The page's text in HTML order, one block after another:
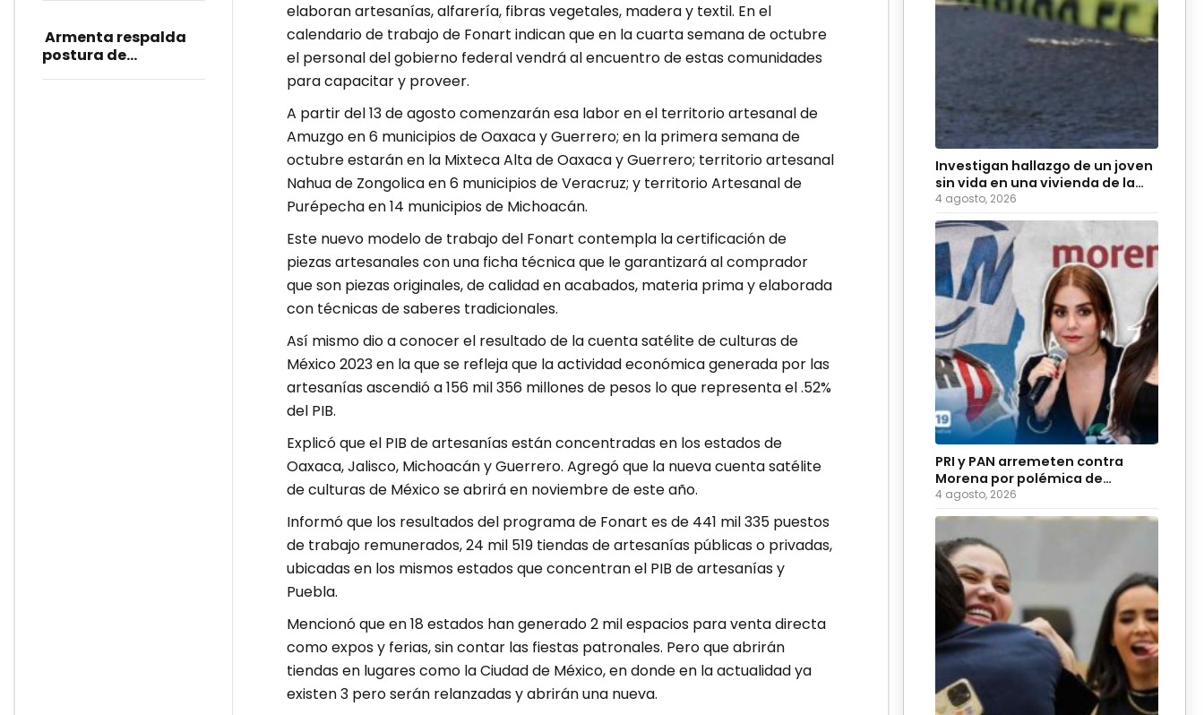
se hará”
Armenta respalda
postura de
elaboran artesanías, alfarería, fibras vegetales, madera y textil. En el
calendario de trabajo de Fonart indican que en la cuarta semana de octubre
el personal del gobierno federal vendrá al encuentro de estas comunidades
para capacitar y proveer.
A partir del 13 de agosto comenzarán esa labor en el territorio artesanal de
Amuzgo en 6 municipios de Oaxaca y Guerrero; en la primera semana de
octubre estarán en la Mixteca Alta de Oaxaca y Guerrero; territorio artesanal
Nahua de Zongolica en 6 municipios de Veracruz; y territorio Artesanal de
Purépecha en 14 municipios de Michoacán.
Este nuevo modelo de trabajo del Fonart contempla la certificación de
piezas artesanales con una ficha técnica que le garantizará al comprador
que son piezas originales, de calidad en acabados, materia prima y elaborada
con técnicas de saberes tradicionales.
Así mismo dio a conocer el resultado de la cuenta satélite de culturas de
México 2023 en la que se refleja que la actividad económica generada por las
artesanías ascendió a 156 mil 356 millones de pesos lo que representa el .52%
del PIB.
Explicó que el PIB de artesanías están concentradas en los estados de
Oaxaca, Jalisco, Michoacán y Guerrero. Agregó que la nueva cuenta satélite
de culturas de México se abrirá en noviembre de este año.
Informó que los resultados del programa de Fonart es de 441 mil 335 puestos
de trabajo remunerados, 24 mil 519 tiendas de artesanías públicas o privadas,
ubicadas en los mismos estados que concentran el PIB de artesanías y
Puebla.
Mencionó que en 18 estados han generado 2 mil espacios para venta directa
como expos y ferias, sin contar las fiestas patronales. Pero que abrirán
tiendas en lugares como la Ciudad de México, en donde en la actualidad ya
existen 3 pero serán relanzadas y abrirán una nueva.
Investigan hallazgo de un joven
sin vida en una vivienda de la
colonia Hidalgo
4 agosto, 2026
PRI y PAN arremeten contra
Morena por polémica de
diputadas sobre adultos
mayores
4 agosto, 2026